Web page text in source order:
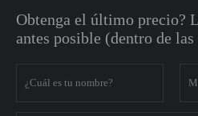
Obtenga el último precio?
antes posible (dentro de las